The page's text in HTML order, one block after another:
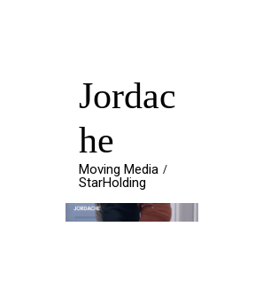
Jordac
he
Moving Media
StarHolding